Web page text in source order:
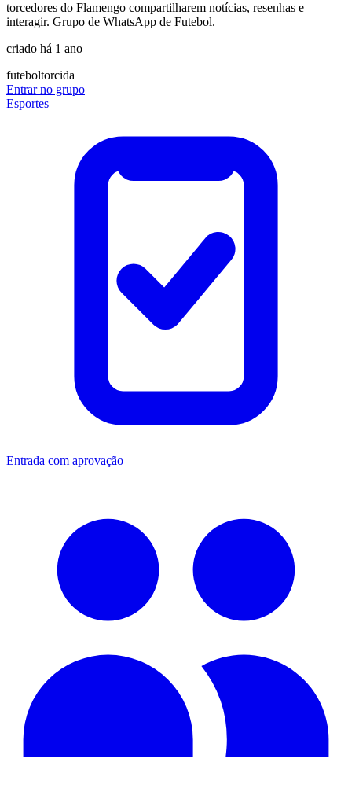
torcedores do Flamengo compartilharem notícias, resenhas e
interagir. Grupo de WhatsApp de Futebol.
criado há 1 ano
futeboltorcida
Entrar no grupo
Esportes
Entrada com aprovação